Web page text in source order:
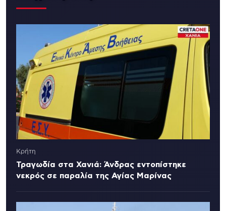
Κρήτη
Τραγωδία στα Χανιά: Άνδρας εντοπίστηκε
νεκρός σε παραλία της Αγίας Μαρίνας